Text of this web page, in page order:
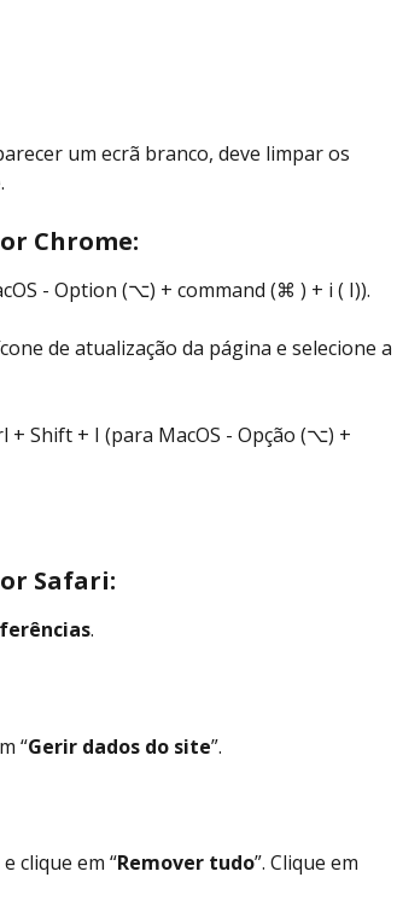
um ecrã branco, deve limpar os
Chrome:
- Option (⌥) + command (⌘ ) + i ( I)).
de atualização da página e selecione a
Shift + I (para MacOS - Opção (⌥) +
Safari:
.
“Gerir dados do site”.
clique em “Remover tudo”. Clique em